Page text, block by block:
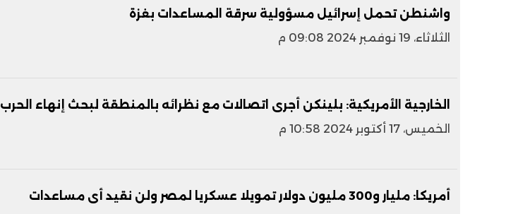
واشنطن تحمل إسرائيل مسؤولية سرقة المساعدات بغزة
الثلاثاء، 19 نوفمبر 2024 09:08 م
الخارجية الأمريكية: بلينكن أجرى اتصالات مع نظرائه بالمنطقة لبحث إنهاء الحرب
الخميس، 17 أكتوبر 2024 10:58 م
أمريكا: مليار و300 مليون دولار تمويلا عسكريا لمصر ولن نقيد أى مساعدات